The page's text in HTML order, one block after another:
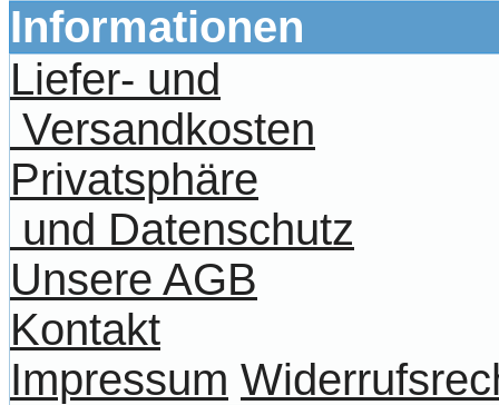
Informationen
Liefer- und
Versandkosten
Privatsphäre
und Datenschutz
Unsere AGB
Kontakt
Impressum